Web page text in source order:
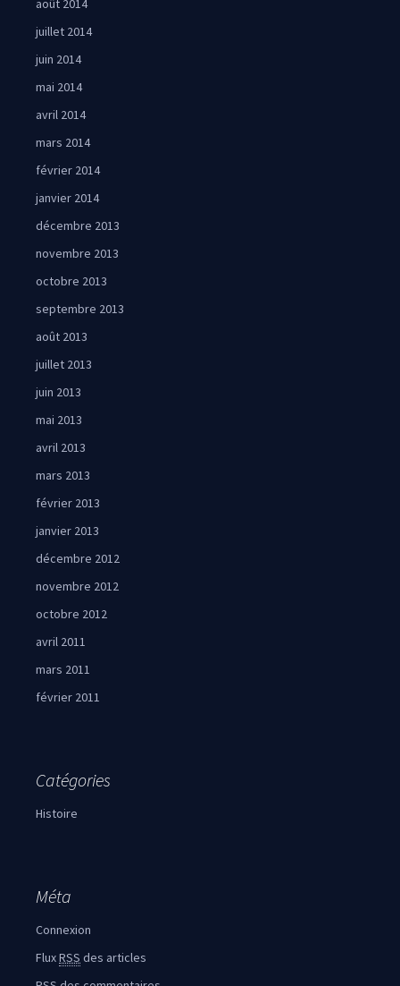
août 2014
juillet 2014
juin 2014
mai 2014
avril 2014
mars 2014
février 2014
janvier 2014
décembre 2013
novembre 2013
octobre 2013
septembre 2013
août 2013
juillet 2013
juin 2013
mai 2013
avril 2013
mars 2013
février 2013
janvier 2013
décembre 2012
novembre 2012
octobre 2012
avril 2011
mars 2011
février 2011
Catégories
Histoire
Méta
Connexion
FluxRSS des articles